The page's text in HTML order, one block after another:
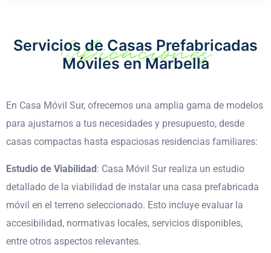
Ubicaciones
Servicios de Casas Prefabricadas
Móviles en Marbella
En Casa Móvil Sur, ofrecemos una amplia gama de modelos
para ajustarnos a tus necesidades y presupuesto, desde
casas compactas hasta espaciosas residencias familiares:
Estudio de Viabilidad : Casa Móvil Sur realiza un estudio
detallado de la viabilidad de instalar una casa prefabricada
móvil en el terreno seleccionado. Esto incluye evaluar la
accesibilidad, normativas locales, servicios disponibles,
entre otros aspectos relevantes.